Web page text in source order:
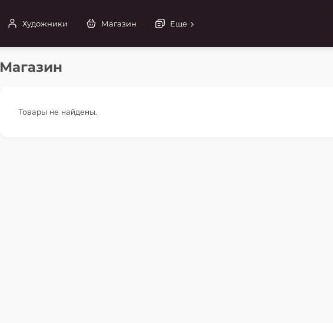
Художники Магазин Еще
Магазин
Товары не найдены.